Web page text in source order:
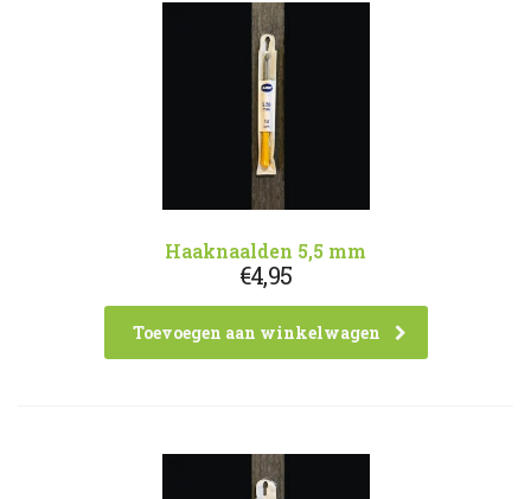
Haaknaalden 5,5 mm
€4,95
Toevoegen aan winkelwagen